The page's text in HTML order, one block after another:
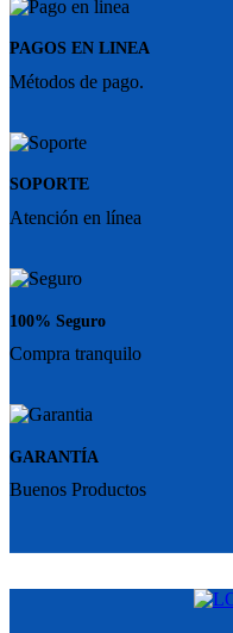
PAGOS EN LINEA
Métodos de pago.
SOPORTE
Atención en línea
100% Seguro
Compra tranquilo
GARANTÍA
Buenos Productos